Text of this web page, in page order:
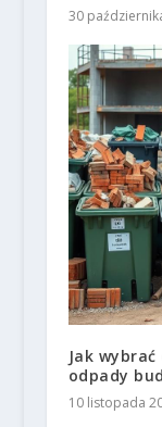
30
Jak
odpady
10 listopada